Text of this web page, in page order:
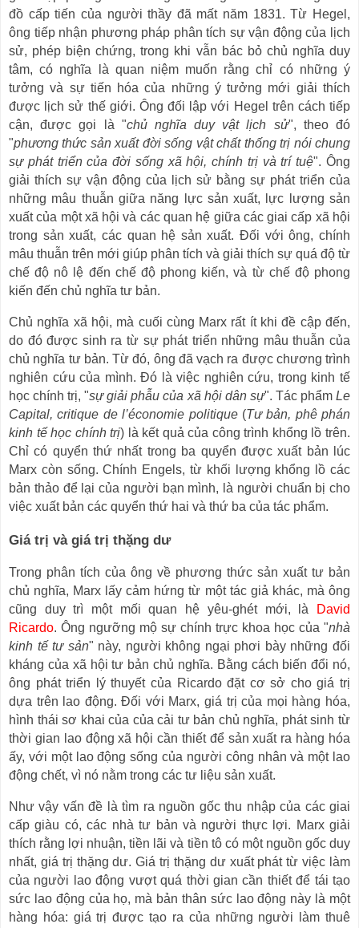
đồ cấp tiến của người thầy đã mất năm 1831. Từ Hegel,
ông tiếp nhận phương pháp phân tích sự vận động của lịch
sử, phép biện chứng, trong khi vẫn bác bỏ chủ nghĩa duy
tâm, có nghĩa là quan niệm muốn rằng chỉ có những ý
tưởng và sự tiến hóa của những ý tưởng mới giải thích
được lịch sử thế giới. Ông đối lập với Hegel trên cách tiếp
cận, được gọi là "chủ nghĩa duy vật lịch sử", theo đó
"phương thức sản xuất đời sống vật chất thống trị nói chung
sự phát triển của đời sống xã hội, chính trị và trí tuệ". Ông
giải thích sự vận động của lịch sử bằng sự phát triển của
những mâu thuẫn giữa năng lực sản xuất, lực lượng sản
xuất của một xã hội và các quan hệ giữa các giai cấp xã hội
trong sản xuất, các quan hệ sản xuất. Đối với ông, chính
mâu thuẫn trên mới giúp phân tích và giải thích sự quá độ từ
chế độ nô lệ đến chế độ phong kiến,và từchế độphong
kiến đến chủ nghĩa tư bản.
Chủ nghĩa xã hội, mà cuối cùng Marx rất ít khi đề cập đến,
do đó được sinh ra từ sự phát triển những mâu thuẫn của
chủ nghĩa tư bản. Từ đó, ông đã vạch ra được chương trình
nghiên cứu của mình. Đó là việc nghiên cứu, trong kinh tế
học chính trị, "sự giải phẫu của xã hội dân sự". Tác phẩmLe
Capital, critique de l’économie politique(Tư bản, phê phán
kinh tế học chính trị) là kết quả của công trình khổng lồ trên.
Chỉ có quyển thứ nhất trong ba quyển được xuất bản lúc
Marx còn sống. Chính Engels, từ khối lượng khổng lồ các
bản thảo để lại của người bạn mình, là người chuẩn bị cho
việc xuất bản các quyển thứ hai và thứ ba của tác phẩm.
Giá trị và giá trị thặng dư
Trong phân tích của ông về phương thức sản xuất tư bản
chủ nghĩa, Marx lấy cảm hứng từ một tác giả khác, mà ông
cũng duy trì một mối quan hệ yêu-ghét mới, là
David
Ricardo. Ông ngưỡng mộ sự chính trực khoa học của "nhà
kinh tế tư sản" này, người không ngại phơi bày những đối
kháng của xã hội tư bản chủ nghĩa. Bằng cách biến đổi nó,
ông phát triển lý thuyết của Ricardo đặt cơ sở cho giá trị
dựa trên lao động. Đối với Marx, giá trị của mọi hàng hóa,
hình thái sơ khai của của cải tư bản chủ nghĩa, phát sinh từ
thời gian lao động xã hội cần thiết để sản xuất ra hàng hóa
ấy, với một lao động sống của người công nhân và một lao
động chết, vì nó nằm trong các tư liệu sản xuất.
Như vậy vấn đề là tìm ra nguồn gốc thu nhập của các giai
cấp giàu có, các nhà tư bản và người thực lợi. Marx giải
thích rằng lợi nhuận, tiền lãi và tiền tô có một nguồn gốc duy
nhất, giá trị thặng dư. Giá trị thặng dư xuất phát từ việc làm
của người lao động vượt quá thời gian cần thiết để tái tạo
sức lao động của họ, mà bản thân sức lao động này là một
hàng hóa: giá trị được tạo ra của những người làm thuê